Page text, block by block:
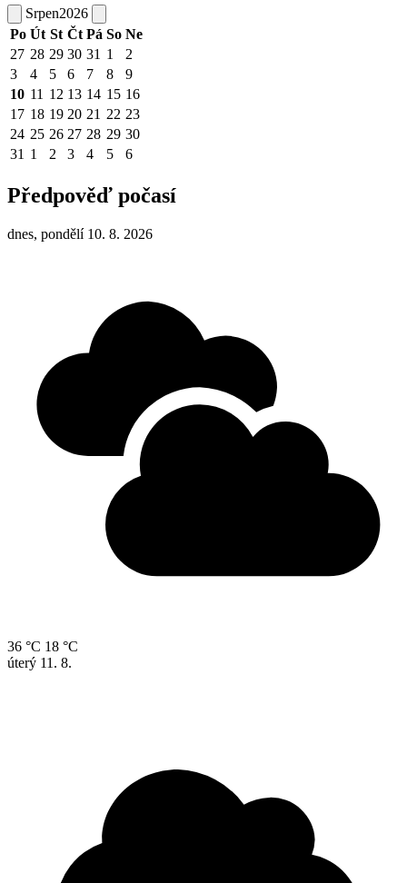
Srpen2026
Po Út St Čt Pá So Ne
27 28 29 30 31 1
2
3
4 5 6 7 8
9
10 11 12 13 14 15 16
17 18 19 20 21 22 23
24 25 26 27 28 29 30
31 1 2 3 4 5 6
Předpověď počasí
dnes, pondělí 10. 8. 2026
36 °C 18 °C
úterý 11. 8.